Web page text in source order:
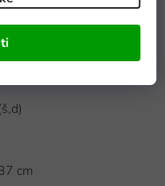
cm